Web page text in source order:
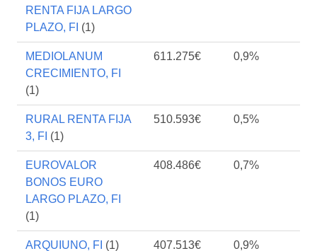
RENTA FIJA LARGO
PLAZO, FI (1)
MEDIOLANUM
CRECIMIENTO, FI
(1)
611.275€ 0,9%
RURAL RENTA FIJA
3, FI (1)
510.593€ 0,5%
EUROVALOR
BONOS EURO
LARGO PLAZO, FI
(1)
408.486€ 0,7%
ARQUIUNO, FI (1) 407.513€ 0,9%